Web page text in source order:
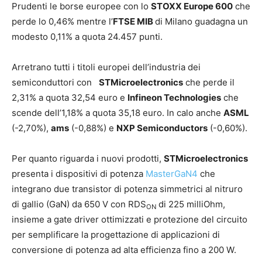
Prudenti le borse europee con lo STOXX Europe 600 che
perde lo 0,46% mentre l’FTSE MIBdi Milano guadagna un
modesto 0,11% a quota 24.457 punti.
Arretrano tutti i titoli europei dell’industria dei
semiconduttori con STMicroelectronics che perde il
2,31% a quota 32,54 euro e Infineon Technologies che
scende dell’1,18% a quota 35,18 euro. In calo anche ASML
(-2,70%), ams (-0,88%) e NXP Semiconductors (-0,60%).
Per quanto riguarda i nuovi prodotti, STMicroelectronics
presenta i dispositivi di potenza MasterGaN4 che
integrano due transistor di potenza simmetrici al nitruro
di gallio (GaN) da 650 V con RDSON di 225 milliOhm,
insieme a gate driver ottimizzati e protezione del circuito
per semplificare la progettazione di applicazioni di
conversione di potenza ad alta efficienza fino a 200 W.